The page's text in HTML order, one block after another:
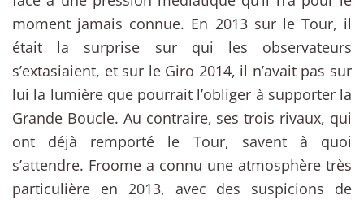
moment jamais connue. En 2013 sur le Tour, il
était la surprise sur qui les observateurs
s’extasiaient, et sur le Giro 2014, il n’avait pas sur
lui la lumière que pourrait l’obliger à supporter la
Grande Boucle. Au contraire, ses trois rivaux, qui
ont déjà remporté le Tour, savent à quoi
s’attendre. Froome a connu une atmosphère très
particulière en 2013, avec des suspicions de